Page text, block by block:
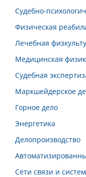
Судебно-
Физическая
Лечебная
Медицинская
Судебная
Маркшейдерское
Горное дело
Энергетика
Делопроизводство
Сети связи и